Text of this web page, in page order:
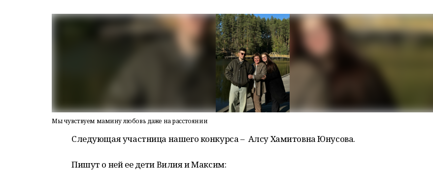
Мы чувствуем мамину любовь даже на расстоянии
Следующая участница нашего конкурса – Алсу Хамитовна Юнусова.
Пишут о ней ее дети Вилия и Максим: